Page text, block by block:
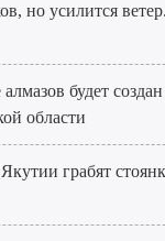
но усилится
будет
области
грабят